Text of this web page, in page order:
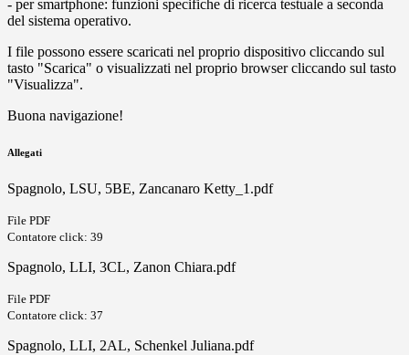
- per smartphone: funzioni specifiche di ricerca testuale a seconda
del sistema operativo.
I file possono essere scaricati nel proprio dispositivo cliccando sul
tasto "Scarica" o visualizzati nel proprio browser cliccando sul tasto
"Visualizza".
Buona navigazione!
Allegati
Spagnolo, LSU, 5BE, Zancanaro Ketty_1.pdf
File PDF
Contatore click: 39
Spagnolo, LLI, 3CL, Zanon Chiara.pdf
File PDF
Contatore click: 37
Spagnolo, LLI, 2AL, Schenkel Juliana.pdf